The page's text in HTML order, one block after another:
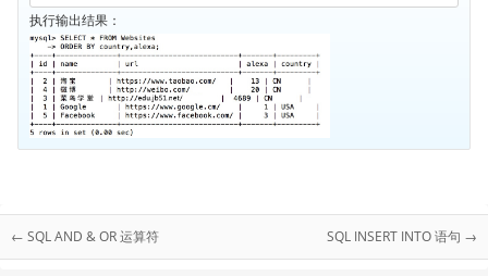
执行输出结果：
← SQL AND & OR 运算符 SQL INSERT INTO 语句 →